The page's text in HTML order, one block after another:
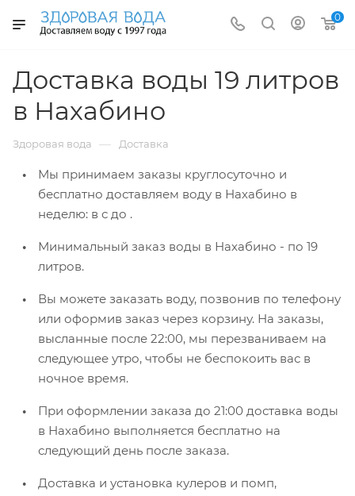
0
Доставка воды 19 литров
в Нахабино
Здоровая вода — Доставка
Мы принимаем заказы круглосуточно и
бесплатно доставляем воду в Нахабино в
неделю: в с до .
Минимальный заказ воды в Нахабино - по 19
литров.
Вы можете заказать воду, позвонив по телефону
или оформив заказ через корзину. На заказы,
высланные после 22:00, мы перезваниваем на
следующее утро, чтобы не беспокоить вас в
ночное время.
При оформлении заказа до 21:00 доставка воды
в Нахабино выполняется бесплатно на
следующий день после заказа.
Доставка и установка кулеров и помп,